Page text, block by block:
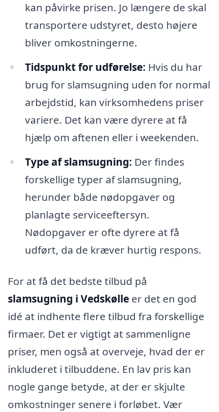
kan påvirke prisen. Jo længere de skal
transportere udstyret, desto højere
bliver omkostningerne.
Tidspunkt for udførelse: Hvis du har
brug for slamsugning uden for normal
arbejdstid, kan virksomhedens priser
variere. Det kan være dyrere at få
hjælp om aftenen eller i weekenden.
Type af slamsugning: Der findes
forskellige typer af slamsugning,
herunder både nødopgaver og
planlagte serviceeftersyn.
Nødopgaver er ofte dyrere at få
udført, da de kræver hurtig respons.
For at få det bedste tilbud på
slamsugning i Vedskølle er det en god
idé at indhente flere tilbud fra forskellige
firmaer. Det er vigtigt at sammenligne
priser, men også at overveje, hvad der er
inkluderet i tilbuddene. En lav pris kan
nogle gange betyde, at der er skjulte
omkostninger senere i forløbet. Vær